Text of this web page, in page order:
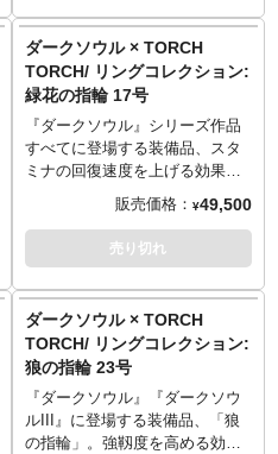
表情が微妙に異なります。
──────────────────
■サイズ: 17号/円周 57.6mm
■マテリアル: シルバー925
■造型: 大畠雅人
──────────────────
※価格改定となりました
TORCH TORCH OFFICIAL
torchtorch.jp
たちが着用したという、ひそや
かな時間の重みを想起させる仕
上がりです。『DARKSOULS』
の世界から抜け出してきたよう
な再現度ながら、日常にもすん
なり馴染むシックなデザイン
を、ぜひお手元でご堪能くださ
※世界観を再現するため、意図
的に荒い仕上げや傷を施してお
ため、ひとつひとつの色合いや
表情が微妙に異なります。
──────────────────
■サイズ: 13号/円周 53.4mm
■マテリアル: シルバー925
■造型: 大畠雅人
──────────────────
の複雑な構造、特殊な形状の宝
石を多数使用することからプロ
ダクト化は困難とされていまし
た。しかし長きにわたる開発期
間を経て、遂に完全再現を実
現。TORCH TORCHの「リング
コレクション」シリーズの真打
とも呼ぶべきアイテムが、満を
持しての登場となります。
指輪の象徴である緑色の宝石は
めにインドの熟練職人がひとつ
ずつ磨り出した特注品です。32
枚の花びらと中央のローズカッ
トの、計33個を贅沢に使用。石
枠とアームはシルバー925製、ア
ーム横の花冠の意匠は別パーツ
の真鍮製となり、シリーズ最多
ダークソウル × TORCH
TORCH/ リングコレクション:
緑花の指輪 17号
『ダークソウル』シリーズ作品
すべてに登場する装備品、スタ
ミナの回復速度を上げる効果を
持つ「緑花の指輪」。
使用頻度の高さと印象に残るデ
ザインで、多くのプレイヤーか
ら愛されているアイテムです。
の複雑な構造、特殊な形状の宝
石を多数使用することからプロ
ダクト化は困難とされていまし
た。しかし長きにわたる開発期
間を経て、遂に完全再現を実
現。TORCH TORCHの「リング
販売価格： ¥49,500
売り切れ
ダークソウル × TORCH
TORCH/ リングコレクション:
狼の指輪 23号
『ダークソウル』『ダークソウ
ルIII』に登場する装備品、「狼
の指輪」。強靱度を高める効果